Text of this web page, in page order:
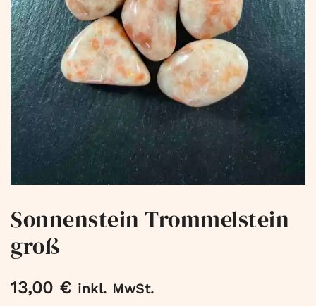
Sonnenstein Trommelstein
groß
13,00 € inkl. MwSt.